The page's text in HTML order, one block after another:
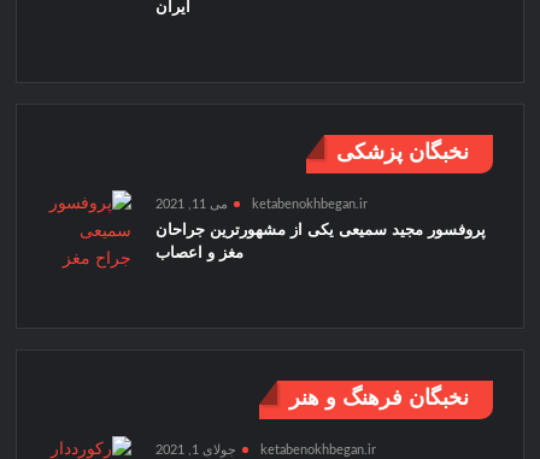
ایران
نخبگان پزشکی
ketabenokhbegan.ir می 11, 2021
پروفسور مجید سمیعی یکی از مشهورترین جراحان
مغز و اعصاب
نخبگان فرهنگ و هنر
ketabenokhbegan.ir جولای 1, 2021